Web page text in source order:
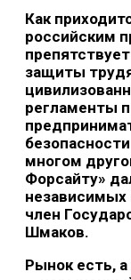
Как
российским
защиты
регламенты
многом
Форсайту»
член
Шмаков.
Рынок есть,